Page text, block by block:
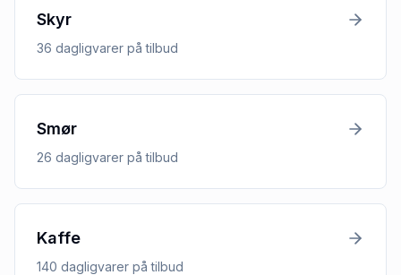
Skyr
36 dagligvarer på tilbud
Smør
26 dagligvarer på tilbud
Kaffe
140 dagligvarer på tilbud